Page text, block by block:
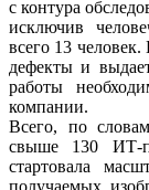
с контура
исключив
всего 13
дефекты и
работы
компании.
Всего, по
свыше 130 ИТ-
стартовала
получаемых